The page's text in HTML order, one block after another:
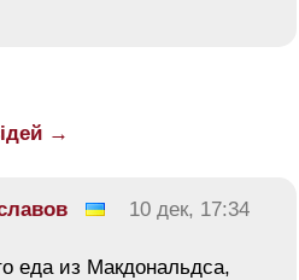
→
10 дек, 17:34
еда из Макдональдса,